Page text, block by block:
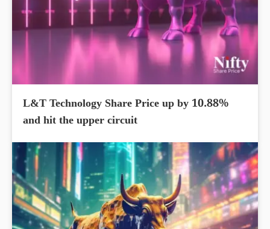
L&T Technology Share Price up by 10.88%
and hit the upper circuit